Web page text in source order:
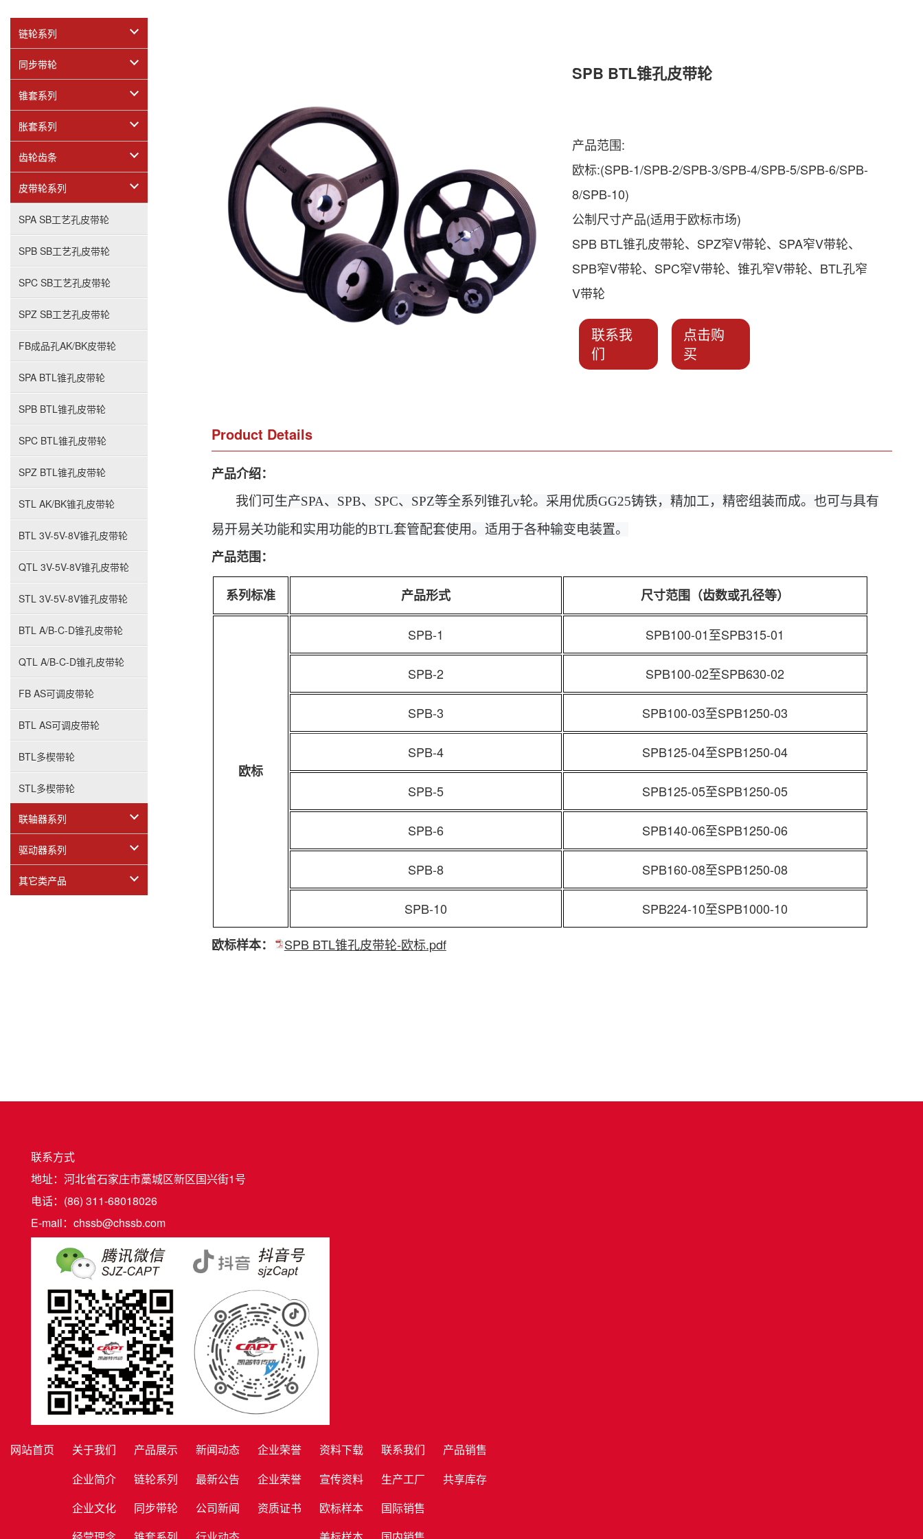
链轮系列
同步带轮
锥套系列
胀套系列
齿轮齿条
皮带轮系列
SPA SB工艺孔皮带轮
SPB SB工艺孔皮带轮
SPC SB工艺孔皮带轮
SPZ SB工艺孔皮带轮
FB成品孔AK/BK皮带轮
SPA BTL锥孔皮带轮
SPB BTL锥孔皮带轮
SPC BTL锥孔皮带轮
SPZ BTL锥孔皮带轮
STL AK/BK锥孔皮带轮
BTL 3V-5V-8V锥孔皮带轮
QTL 3V-5V-8V锥孔皮带轮
STL 3V-5V-8V锥孔皮带轮
BTL A/B-C-D锥孔皮带轮
QTL A/B-C-D锥孔皮带轮
FB AS可调皮带轮
BTL AS可调皮带轮
BTL多楔带轮
STL多楔带轮
联轴器系列
驱动器系列
其它类产品
SPB BTL锥孔皮带轮
产品范围:
欧标:(SPB-1/SPB-2/SPB-3/SPB-4/SPB-5/SPB-6/SPB-
8/SPB-10)
公制尺寸产品(适用于欧标市场)
SPB BTL锥孔皮带轮、SPZ窄V带轮、SPA窄V带轮、
SPB窄V带轮、SPC窄V带轮、锥孔窄V带轮、BTL孔窄
V带轮
联系我
们
点击购
买
Product Details
产品介绍：
我们可生产SPA、SPB、SPC、SPZ等全系列锥孔v轮。采用优质GG25铸铁，精加工，精密组装而成。也可与具有
易开易关功能和实用功能的BTL套管配套使用。适用于各种输变电装置。
产品范围：
系列标准 产品形式 尺寸范围（齿数或孔径等）
欧标
SPB-1 SPB100-01至SPB315-01
SPB-2 SPB100-02至SPB630-02
SPB-3 SPB100-03至SPB1250-03
SPB-4 SPB125-04至SPB1250-04
SPB-5 SPB125-05至SPB1250-05
SPB-6 SPB140-06至SPB1250-06
SPB-8 SPB160-08至SPB1250-08
SPB-10 SPB224-10至SPB1000-10
欧标样本： SPB BTL锥孔皮带轮-欧标.pdf
联系方式
地址：河北省石家庄市藁城区新区国兴街1号
电话：(86) 311-68018026
E-mail：chssb@chssb.com
网站首页
关于我们
企业简介
企业文化
产品展示
链轮系列
同步带轮
新闻动态
最新公告
公司新闻
企业荣誉
企业荣誉
资质证书
资料下载
宣传资料
欧标样本
联系我们
生产工厂
国际销售
产品销售
共享库存